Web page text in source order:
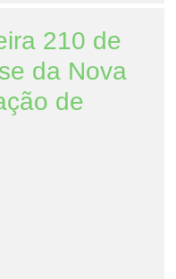
210 de
da Nova
de